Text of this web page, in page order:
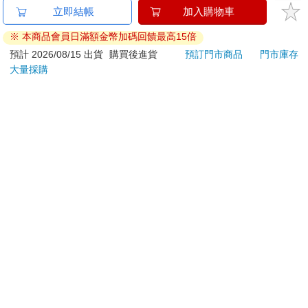
金石堂及銀行均不會請您操作ATM! 如接獲電話要求您前往
ATM提款機，請不要聽從指示，以免受騙上當！
退換貨須知：
**提醒您，鑑賞期不等於試用期，退回商品須為全新狀態**
立即結帳 加入購物車
※ 本商品會員日滿額金幣加碼回饋最高15倍
預計 2026/08/15 出貨
購買後進貨 預訂門市商品
門市庫存
大量採購